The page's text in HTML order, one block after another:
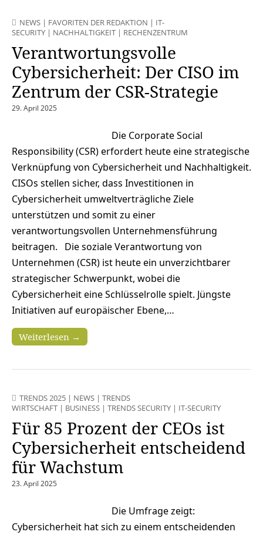
NEWS | FAVORITEN DER REDAKTION | IT-
SECURITY | NACHHALTIGKEIT | RECHENZENTRUM
Verantwortungsvolle
Cybersicherheit: Der CISO im
Zentrum der CSR-Strategie
29. April 2025
Die Corporate Social
Responsibility (CSR) erfordert heute eine strategische
Verknüpfung von Cybersicherheit und Nachhaltigkeit.
CISOs stellen sicher, dass Investitionen in
Cybersicherheit umweltverträgliche Ziele
unterstützen und somit zu einer
verantwortungsvollen Unternehmensführung
beitragen. Die soziale Verantwortung von
Unternehmen (CSR) ist heute ein unverzichtbarer
strategischer Schwerpunkt, wobei die
Cybersicherheit eine Schlüsselrolle spielt. Jüngste
Initiativen auf europäischer Ebene,…
Weiterlesen →
TRENDS 2025 | NEWS | TRENDS
WIRTSCHAFT | BUSINESS | TRENDS SECURITY | IT-SECURITY
Für 85 Prozent der CEOs ist
Cybersicherheit entscheidend
für Wachstum
23. April 2025
Die Umfrage zeigt:
Cybersicherheit hat sich zu einem entscheidenden